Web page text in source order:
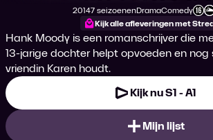
Productiejaar
20147 seizoenen
Genre
Drama
Genre
Comedy
Kijk alle afleveringen met
Hank Moody is een romanschrijver die
13-jarige dochter helpt opvoeden en nog
vriendin Karen houdt.
Kijk nu S1 - A1
Mijn lijst